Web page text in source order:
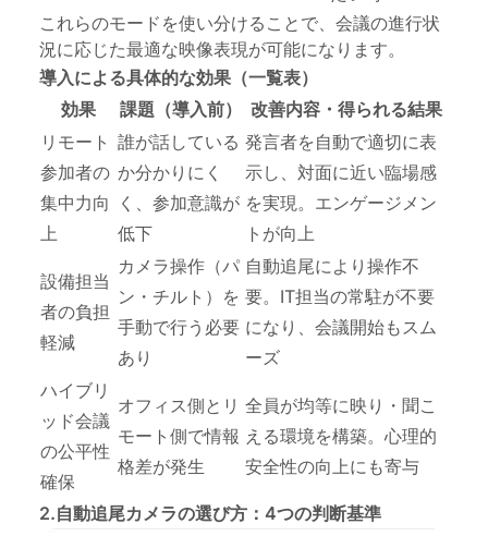
これらのモードを使い分けることで、会議の進行状
況に応じた最適な映像表現が可能になります。
導入による具体的な効果（一覧表）
効果
課題（導入前）
改善内容・得られる結果
リモート
参加者の
集中力向
上
誰が話している
か分かりにく
く、参加意識が
低下
発言者を自動で適切に表
示し、対面に近い臨場感
を実現。エンゲージメン
トが向上
設備担当
者の負担
軽減
カメラ操作（パ
ン・チルト）を
手動で行う必要
あり
自動追尾により操作不
要。IT担当の常駐が不要
になり、会議開始もスム
ーズ
ハイブリ
ッド会議
の公平性
確保
オフィス側とリ
モート側で情報
格差が発生
全員が均等に映り・聞こ
える環境を構築。心理的
安全性の向上にも寄与
2.自動追尾カメラの選び方：4つの判断基準